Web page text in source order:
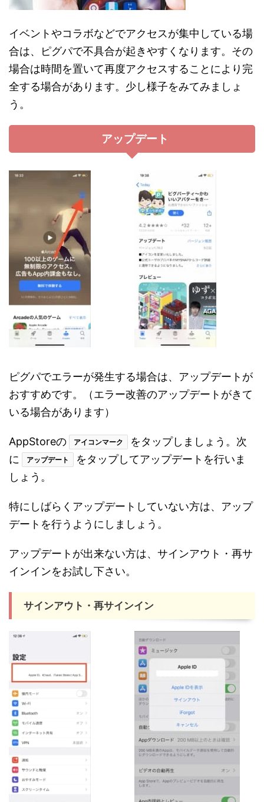
イベントやコラボなどでアクセスが集中している場
合は、ピグパで不具合が起きやすくなります。その
場合は時間を置いて再度アクセスすることにより完
全する場合があります。少し様子をみてみましょ
う。
アップデート
ピグパでエラーが発生する場合は、アップデートが
おすすめです。（エラー改善のアップデートがきて
いる場合があります）
AppStoreの アイコンマーク
をタップしましょう。次
に
アップデート
をタップしてアップデートを行いま
しょう。
特にしばらくアップデートしていない方は、アップ
デートを行うようにしましょう。
アップデートが出来ない方は、サインアウト・再サ
インインをお試し下さい。
サインアウト・再サインイン